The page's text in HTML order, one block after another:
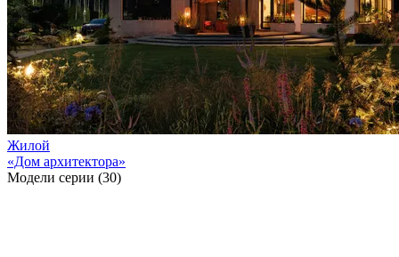
Жилой
«Дом архитектора»
Модели серии (30)